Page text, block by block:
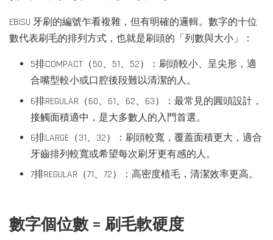
EBiSU 牙刷的編號乍看複雜，但有明確的邏輯。數字的十位
數代表刷毛的排列方式，也就是刷頭的「列數與大小」：
5排COMPACT（50、51、52）：刷頭較小、呈尖形，適
合嘴型較小或口腔後段難以清潔的人。
6排REGULAR（60、61、62、63）：最常見的圓頭設計，
接觸面積適中，是大多數人的入門首選。
6排LARGE（31、32）：刷頭較寬，覆蓋面積更大，適合
牙齒排列較寬或希望每次刷牙更有感的人。
7排REGULAR（71、72）：高密度植毛，清潔效率更高。
數字個位數 = 刷毛軟硬度